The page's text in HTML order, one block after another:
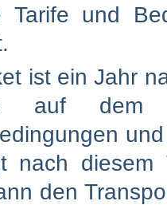
Tarife und
ist ein Jahr
auf dem
nach
den